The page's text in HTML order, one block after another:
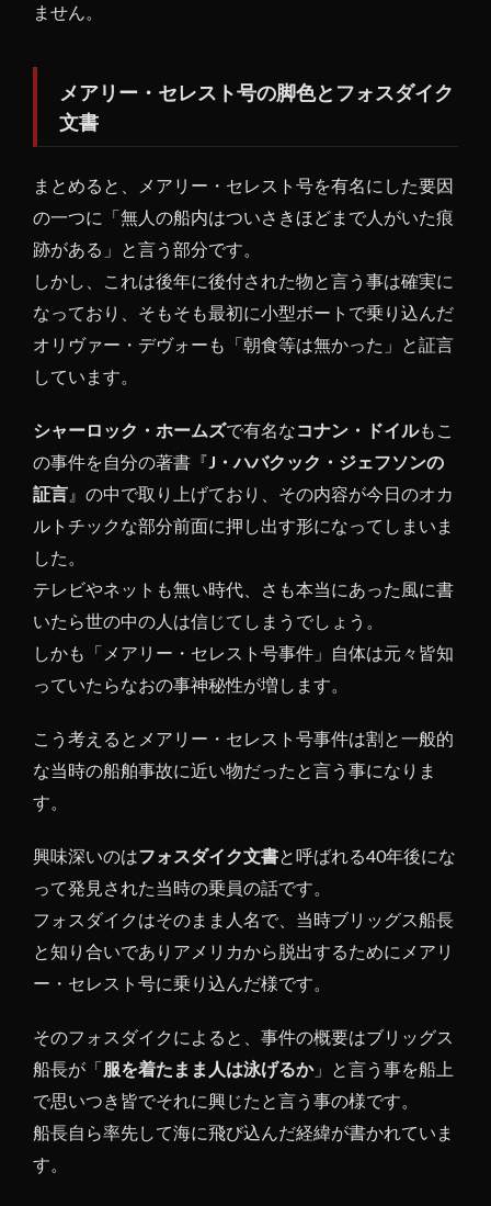
ません。
メアリー・セレスト号の脚色とフォスダイク
文書
まとめると、メアリー・セレスト号を有名にした要因
の一つに「無人の船内はついさきほどまで人がいた痕
跡がある」と言う部分です。
しかし、これは後年に後付された物と言う事は確実に
なっており、そもそも最初に小型ボートで乗り込んだ
オリヴァー・デヴォーも「朝食等は無かった」と証言
しています。
シャーロック・ホームズで有名なコナン・ドイルもこ
の事件を自分の著書『J・ハバクック・ジェフソンの
証言 』の中で取り上げており、その内容が今日のオカ
ルトチックな部分前面に押し出す形になってしまいま
した。
テレビやネットも無い時代、さも本当にあった風に書
いたら世の中の人は信じてしまうでしょう。
しかも「メアリー・セレスト号事件」自体は元々皆知
っていたらなおの事神秘性が増します。
こう考えるとメアリー・セレスト号事件は割と一般的
な当時の船舶事故に近い物だったと言う事になりま
す。
興味深いのはフォスダイク文書と呼ばれる40年後にな
って発見された当時の乗員の話です。
フォスダイクはそのまま人名で、当時ブリッグス船長
と知り合いでありアメリカから脱出するためにメアリ
ー・セレスト号に乗り込んだ様です。
そのフォスダイクによると、事件の概要はブリッグス
船長が「服を着たまま人は泳げるか」と言う事を船上
で思いつき皆でそれに興じたと言う事の様です。
船長自ら率先して海に飛び込んだ経緯が書かれていま
す。